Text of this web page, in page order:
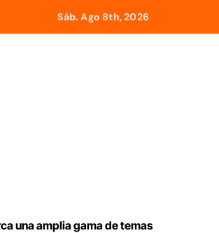
Sáb. Ago 8th, 2026
una amplia gama de temas